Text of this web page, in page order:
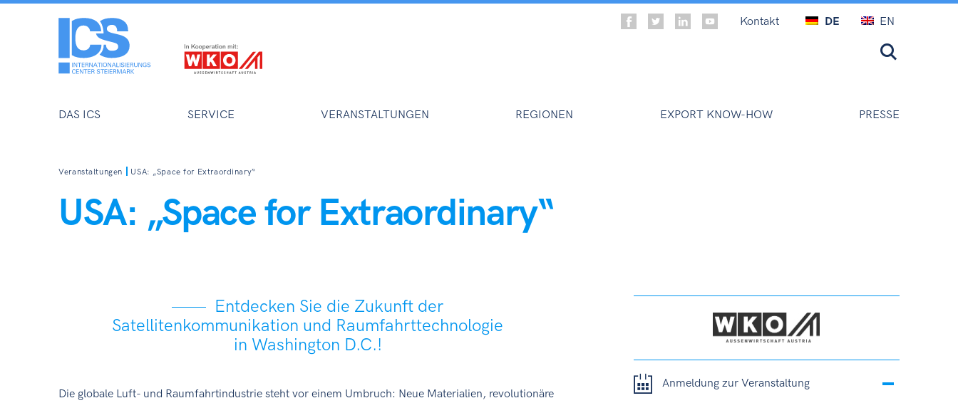
DAS ICS SERVICE VERANSTALTUNGEN REGIONEN EXPORT KNOW-HOW PRESSE
Kontakt DE EN
Veranstaltungen USA: „Space for Extraordinary“
USA: „Space for Extraordinary“
Anmeldung zur Veranstaltung
Entdecken Sie die Zukunft der
Satellitenkommunikation und Raumfahrttechnologie
in Washington D.C.!
Die globale Luft- und Raumfahrtindustrie steht vor einem Umbruch: Neue Materialien, revolutionäre